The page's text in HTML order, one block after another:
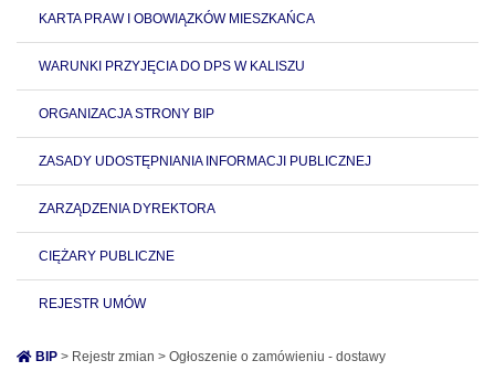
KARTA PRAW I OBOWIĄZKÓW MIESZKAŃCA
WARUNKI PRZYJĘCIA DO DPS W KALISZU
ORGANIZACJA STRONY BIP
ZASADY UDOSTĘPNIANIA INFORMACJI PUBLICZNEJ
ZARZĄDZENIA DYREKTORA
CIĘŻARY PUBLICZNE
REJESTR UMÓW
BIP > Rejestr zmian > Ogłoszenie o zamówieniu - dostawy